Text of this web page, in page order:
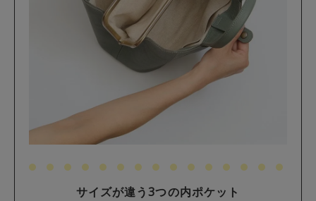
サイズが違う3つの内ポケット